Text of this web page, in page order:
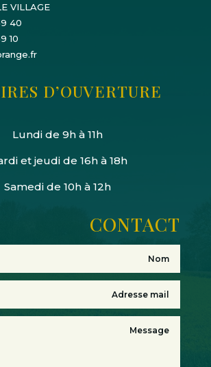
VILLAGE
40
10
D’OUVERTURE
Lundi de 9h à 11h
et jeudi de 16h à 18h
Samedi de 10h à 12h
CONTACT